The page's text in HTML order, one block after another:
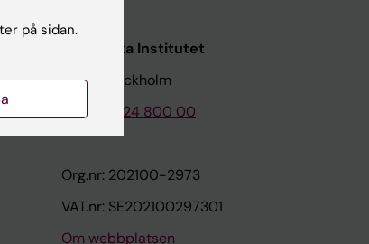
Karolinska Institutet
171 77 Stockholm
Tel: 08-524 800 00
Org.nr: 202100-2973
VAT.nr: SE202100297301
Om webbplatsen
på sidan.